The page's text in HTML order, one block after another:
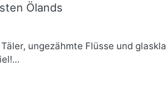
Ölands
ungezähmte Flüsse und